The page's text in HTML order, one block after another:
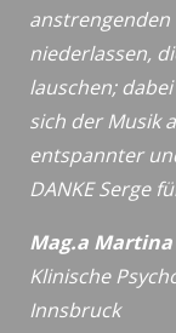
anstrengenden
niederlassen,
lauschen;
sich der Musik
entspannter
DANKE Serge
Mag.a
Klinische
Innsbruck